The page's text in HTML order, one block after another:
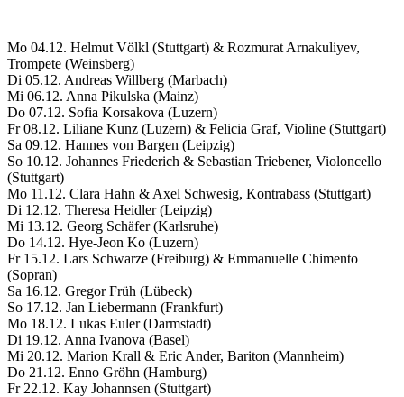
Mo 04.12. Helmut Völkl (Stuttgart) & Rozmurat Arnakuliyev,
Trompete (Weinsberg)
Di 05.12. Andreas Willberg (Marbach)
Mi 06.12. Anna Pikulska (Mainz)
Do 07.12. Sofia Korsakova (Luzern)
Fr 08.12. Liliane Kunz (Luzern) & Felicia Graf, Violine (Stuttgart)
Sa 09.12. Hannes von Bargen (Leipzig)
So 10.12. Johannes Friederich & Sebastian Triebener, Violoncello
(Stuttgart)
Mo 11.12. Clara Hahn & Axel Schwesig, Kontrabass (Stuttgart)
Di 12.12. Theresa Heidler (Leipzig)
Mi 13.12. Georg Schäfer (Karlsruhe)
Do 14.12. Hye-Jeon Ko (Luzern)
Fr 15.12. Lars Schwarze (Freiburg) & Emmanuelle Chimento
(Sopran)
Sa 16.12. Gregor Früh (Lübeck)
So 17.12. Jan Liebermann (Frankfurt)
Mo 18.12. Lukas Euler (Darmstadt)
Di 19.12. Anna Ivanova (Basel)
Mi 20.12. Marion Krall & Eric Ander, Bariton (Mannheim)
Do 21.12. Enno Gröhn (Hamburg)
Fr 22.12. Kay Johannsen (Stuttgart)